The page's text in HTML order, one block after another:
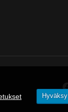
Hyväksy